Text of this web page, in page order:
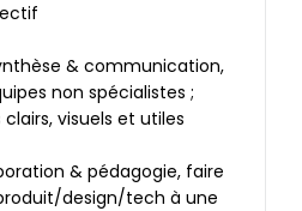
& communication,
non spécialistes ;
visuels et utiles
& pédagogie, faire
design/tech à une